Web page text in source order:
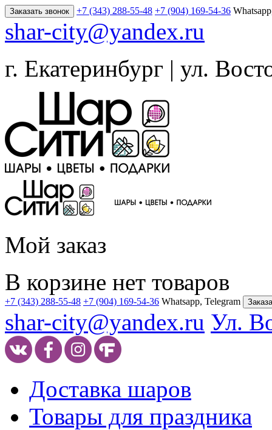
Заказать звонок +7 (343) 288-55-48 +7 (904) 169-54-36
shar-city@yandex.ru
г. Екатеринбург | ул.
Мой заказ
В корзине нет товаров
+7 (343) 288-55-48 +7 (904) 169-54-36 Whatsapp, Telegram
shar-city@yandex.ru Ул.
Доставка шаров
Товары для праздника